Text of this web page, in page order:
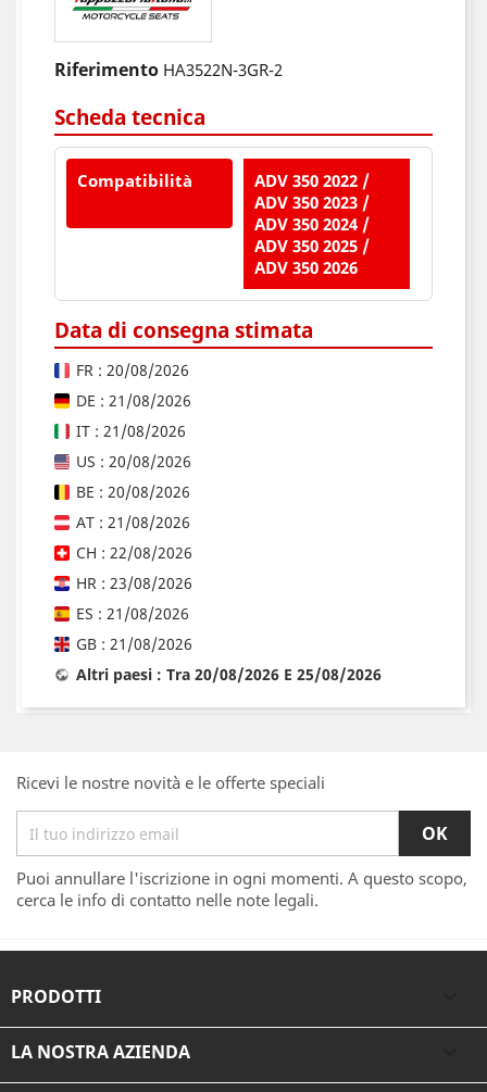
Riferimento HA3522N-3GR-2
Scheda tecnica
Compatibilità
ADV 350 2022 /
ADV 350 2023 /
ADV 350 2024 /
ADV 350 2025 /
ADV 350 2026
Data di consegna stimata
FR : 20/08/2026
DE : 21/08/2026
IT : 21/08/2026
US : 20/08/2026
BE : 20/08/2026
AT : 21/08/2026
CH : 22/08/2026
HR : 23/08/2026
ES : 21/08/2026
GB : 21/08/2026
Altri paesi : Tra 20/08/2026 E 25/08/2026
Ricevi le nostre novità e le offerte speciali
Puoi annullare l'iscrizione in ogni momenti. A questo scopo,
cerca le info di contatto nelle note legali.
PRODOTTI
LA NOSTRA AZIENDA